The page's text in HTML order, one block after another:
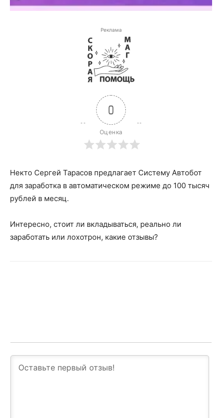
Реклама
0
Оценка
Некто Cергей Тарасов предлагает Систему Автобот
для заработка в автоматическом режиме до 100 тысяч
рублей в месяц.
Интересно, стоит ли вкладываться, реально ли
заработать или лохотрон, какие отзывы?